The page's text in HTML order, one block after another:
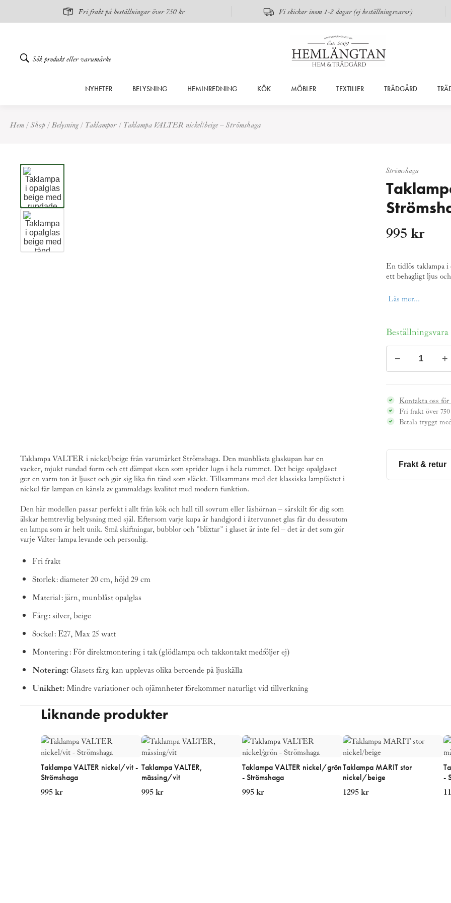
Fri frakt på beställningar över 750 kr Vi skickar inom 1-2 dagar (ej beställningsvaror)
innehåll
NYHETER BELYSNING HEMINREDNING KÖK MÖBLER TEXTILIER TRÄDGÅRD
Hem/Shop/Belysning/ Taklampor/ Taklampa VALTER nickel/beige – Strömshaga
Strömshaga
995 kr
En tidlös taklampa i
ett behagligt ljus
Läs mer...
Beställningsvara
VALTER
nickel/beige
-
Strömshaga
mängd
− +
Kontakta oss
Fri frakt över
Betala tryggt
Taklampa VALTER i nickel/beige från varumärketStrömshaga. Den munblåsta glaskupan har en
vacker, mjukt rundad form och ett dämpat sken som sprider lugn i hela rummet. Det beige opalglaset
ger en varm ton åt ljuset och gör sig lika fin tänd som släckt. Tillsammans med det klassiska lampfästet i
nickel får lampan en känsla av gammaldags kvalitet med modern funktion.
Den här modellen passar perfekt i allt från kök och hall till sovrum eller läshörnan – särskilt för dig som
älskar hemtrevlig belysning med själ. Eftersom varje kupa är handgjord i återvunnet glas får du dessutom
en lampa som är helt unik. Små skiftningar, bubblor och ”blixtar” i glaset är inte fel – det är det som gör
varje Valter-lampa levande och personlig.
Fri frakt
Storlek: diameter 20 cm, höjd 29 cm
Material: järn, munblåst opalglas
Färg: silver, beige
Sockel: E27, Max 25 watt
Montering: För direktmontering i tak (glödlampa och takkontakt medföljer ej)
Notering:Glasets färg kan upplevas olika beroende på ljuskälla
Unikhet: Mindre variationer och ojämnheter förekommer naturligt vid tillverkning
Frakt & retur
Liknande produkter
Taklampa VALTER nickel/vit -
Strömshaga
995kr
Taklampa VALTER,
mässing/vit
995kr
Taklampa VALTER nickel/grön
- Strömshaga
995kr
Taklampa MARIT stor
nickel/beige
1295kr
-